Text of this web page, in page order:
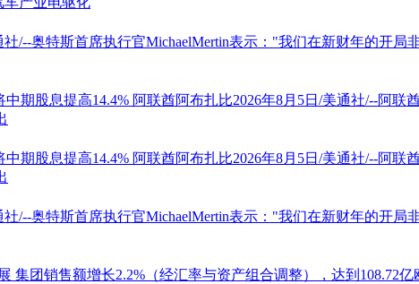
社/--奥特斯首席执行官MichaelMertin表示："我们在新财年的开
中期股息提高14.4% 阿联酋阿布扎比2026年8月5日/美通社/--阿联
中期股息提高14.4% 阿联酋阿布扎比2026年8月5日/美通社/--阿联
社/--奥特斯首席执行官MichaelMertin表示："我们在新财年的开
集团销售额增长2.2%（经汇率与资产组合调整），达到108.72